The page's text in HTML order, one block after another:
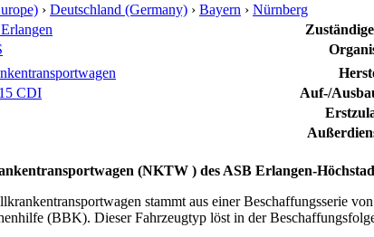
› Deutschland (Germany) › Bayern › Nürnberg
CDI Auf-/
(NKTW ) des ASB Erlangen-
stammt aus einer Beschaffungsserie
(BBK). Dieser Fahrzeugtyp löst in der